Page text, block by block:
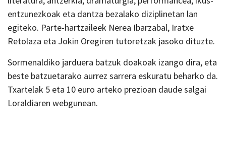
entzunezkoak eta dantza bezalako diziplinetan lan
egiteko. Parte-hartzaileek Nerea Ibarzabal, Iratxe
Retolaza eta Jokin Oregiren tutoretzak jasoko dituzte.
Sormenaldiko jarduera batzuk doakoak izango dira, eta
beste batzuetarako aurrez sarrera eskuratu beharko da.
Txartelak 5 eta 10 euro arteko prezioan daude salgai
Loraldiaren webgunean.